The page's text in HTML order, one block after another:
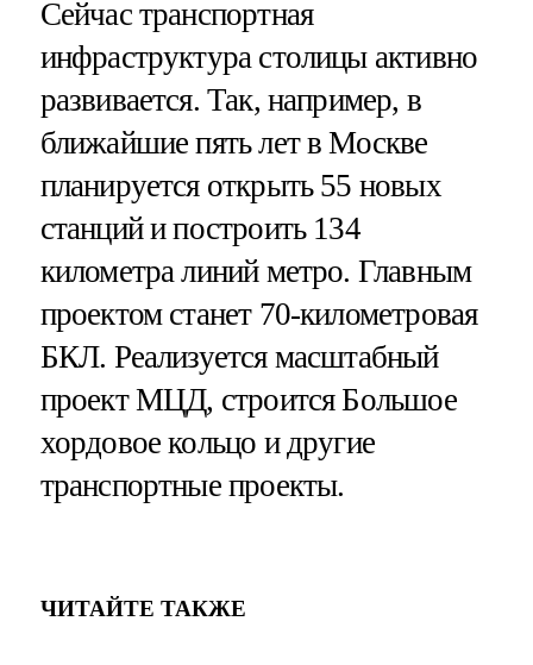
Сейчас транспортная
инфраструктура столицы активно
развивается. Так, например, в
ближайшие пять лет в Москве
планируется открыть 55 новых
станций и построить 134
километра линий метро. Главным
проектом станет 70-километровая
БКЛ. Реализуется масштабный
проект МЦД, строится Большое
хордовое кольцо и другие
транспортные проекты.
ЧИТАЙТЕ ТАКЖЕ